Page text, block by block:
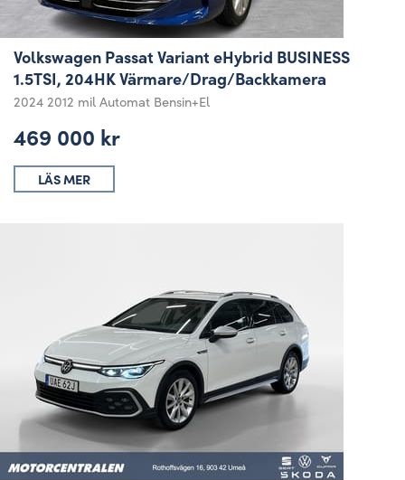
Volkswagen Passat Variant eHybrid BUSINESS
1.5TSI, 204HK Värmare/Drag/Backkamera
2024 2012 mil Automat Bensin+El
469 000 kr
LÄS MER